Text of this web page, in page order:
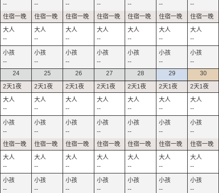
--
--
--
--
--
--
--
--
--
--
--
--
--
--
--
--
--
--
--
--
--
24
--
--
--
--
25
--
--
--
--
26
--
--
--
--
27
--
--
--
--
28
--
--
--
--
29
--
--
--
--
30
--
--
--
--